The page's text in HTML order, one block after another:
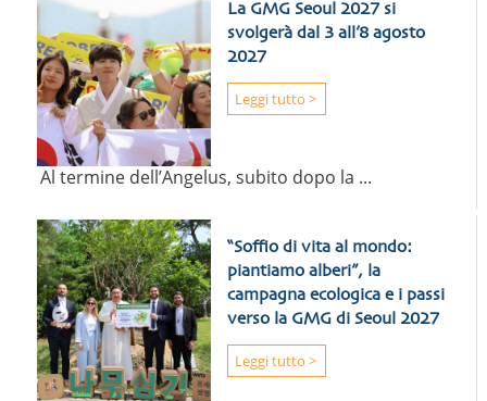
La GMG Seoul 2027 si
svolgerà dal 3 all’8 agosto
2027
Al termine dell’Angelus, subito dopo la ...
Leggi tutto >
“Soffio di vita al mondo:
piantiamo alberi”, la
campagna ecologica e i passi
verso la GMG di Seoul 2027
Leggi tutto >